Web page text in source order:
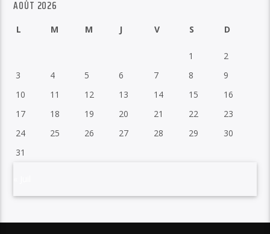
AOÛT 2026
L M M J V S D
1
2
3
4 5 6 7 8
9
10
11 12 13 14 15
16
17
18 19 20 21 22
23
24
25 26 27 28 29
30
31